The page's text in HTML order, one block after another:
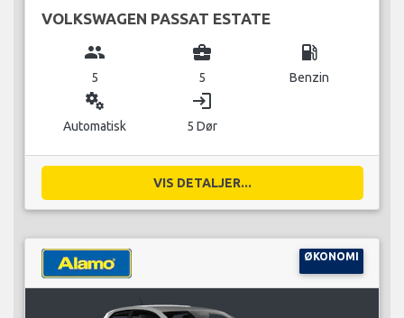
VOLKSWAGEN PASSAT ESTATE
group
5
business_center
5
local_gas_station
Benzin
miscellaneous_services
Automatisk
login
5 Dør
VIS DETALJER...
ØKONOMI